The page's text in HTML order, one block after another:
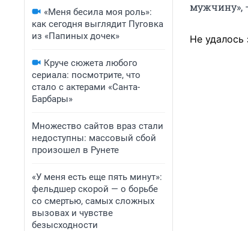
«Меня бесила моя роль»:
как сегодня выглядит Пуговка
из «Папиных дочек»
Круче сюжета любого
сериала: посмотрите, что
стало с актерами «Санта-
Барбары»
Множество сайтов враз стали
недоступны: массовый сбой
произошел в Рунете
«У меня есть еще пять минут»:
фельдшер скорой — о борьбе
со смертью, самых сложных
вызовах и чувстве
безысходности
мужчину»,
Не удалось